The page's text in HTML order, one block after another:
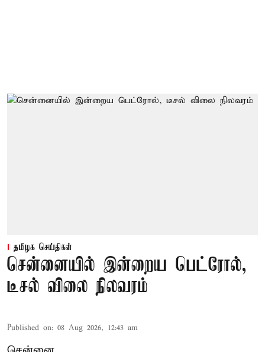
தமிழக செய்திகள்
சென்னையில் இன்றைய பெட்ரோல்,
டீசல் விலை நிலவரம்
Published on: 08 Aug 2026, 12:43 am